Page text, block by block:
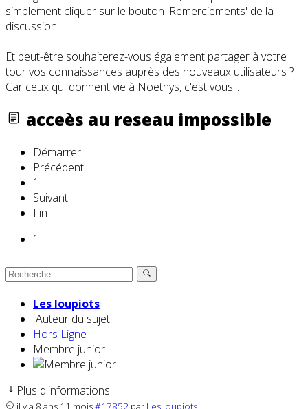
simplement cliquer sur le bouton 'Remerciements' de la
discussion.
Et peut-être souhaiterez-vous également partager à votre
tour vos connaissances auprès des nouveaux utilisateurs ?
Car ceux qui donnent vie à Noethys, c'est vous...
acceès au reseau impossible
Démarrer
Précédent
1
Suivant
Fin
1
Les loupiots
Auteur du sujet
Hors Ligne
Membre junior
Plus d'informations
il y a 8 ans 11 mois#17852 par Les loupiots